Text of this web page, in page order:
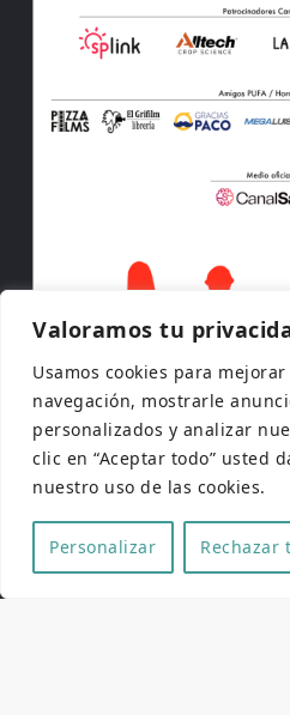
Valoramos tu
Usamos cookies para
navegación, mostrarle
personalizados y analizar
clic en “Aceptar todo” usted
nuestro uso de las cookies.
Personalizar Rechazar